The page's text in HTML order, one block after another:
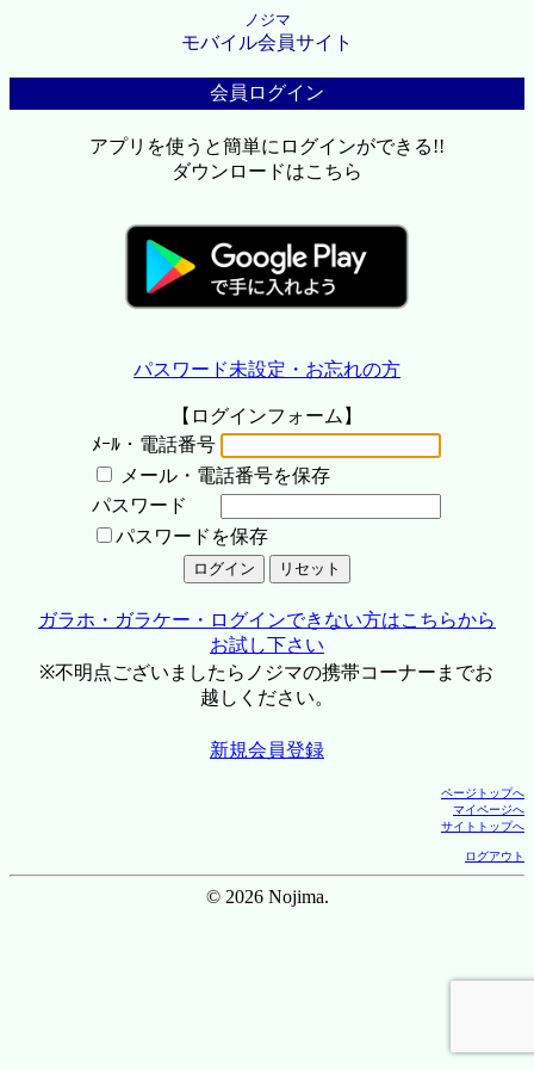
ノジマ
モバイル会員サイト
会員ログイン
アプリを使うと簡単にログインができる!!
ダウンロードはこちら
パスワード未設定・お忘れの方
【ログインフォーム】
ﾒｰﾙ・電話番号
メール・電話番号を保存
パスワード
パスワードを保存
ガラホ・ガラケー・ログインできない方はこちらから
お試し下さい
※不明点ございましたらノジマの携帯コーナーまでお
越しください。
新規会員登録
ページトップへ
マイページへ
サイトトップへ
ログアウト
© 2026 Nojima.